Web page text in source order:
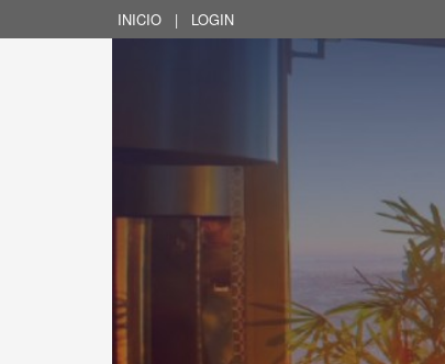
INICIO | LOGIN